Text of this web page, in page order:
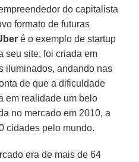
do capitalista
formato de futuras
é o exemplo de startup
seu site, foi criada em
iluminados, andando nas
de que a dificuldade
em realidade um belo
no mercado em 2010, a
cidades pelo mundo.
era de mais de 64